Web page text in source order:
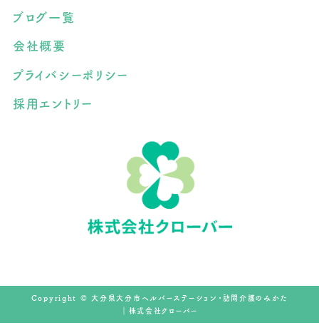
ブログ一覧
会社概要
プライバシーポリシー
採用エントリー
Copyright © 大分県大分市ヘルパーステーション・訪問介護のみかた
｜株式会社クローバー